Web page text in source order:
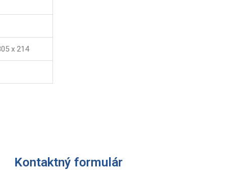
x 214
Kontaktný formulár